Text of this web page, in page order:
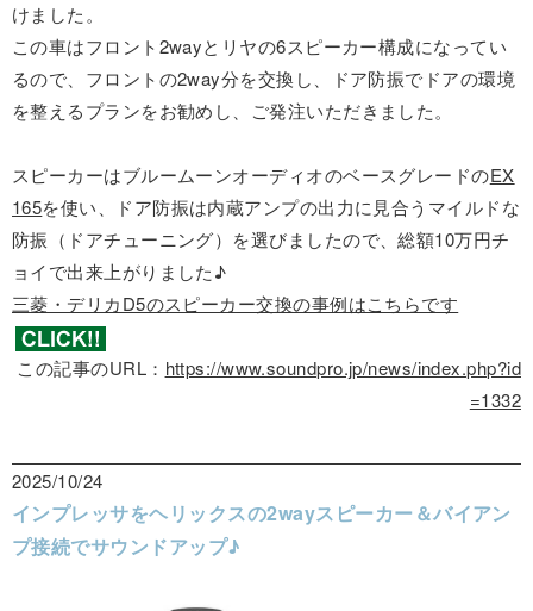
けました。
この車はフロント2wayとリヤの6スピーカー構成になってい
るので、フロントの2way分を交換し、ドア防振でドアの環境
を整えるプランをお勧めし、ご発注いただきました。
スピーカーはブルームーンオーディオのベースグレードのEX
165を使い、ドア防振は内蔵アンプの出力に見合うマイルドな
防振（ドアチューニング）を選びましたので、総額10万円チ
ョイで出来上がりました♪
三菱・デリカD5のスピーカー交換の事例はこちらです
この記事のURL： https://www.soundpro.jp/news/index.php?id
=1332
2025/10/24
インプレッサをヘリックスの2wayスピーカー＆バイアン
プ接続でサウンドアップ♪